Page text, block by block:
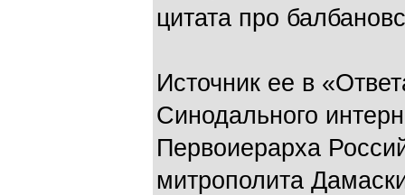
цитата про
Источник ее в
Синодального
Первоиерарха
митрополита